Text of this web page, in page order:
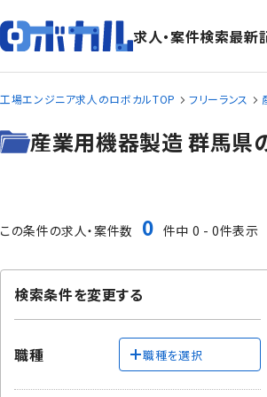
求人・案件検索最新
工場エンジニア求人のロボカルTOP フリーランス
産業用機器製造 群馬県
この条件の求人・案件数 0 件中 0 - 0件表示
検索条件を変更する
職種 職種を選択